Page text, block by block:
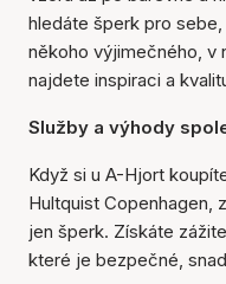
hledáte šperk pro
někoho výjimečného, v
najdete inspiraci a
Služby a výhody
Když si u A-Hjort
Hultquist Copenhagen,
jen šperk. Získáte
které je bezpečné,